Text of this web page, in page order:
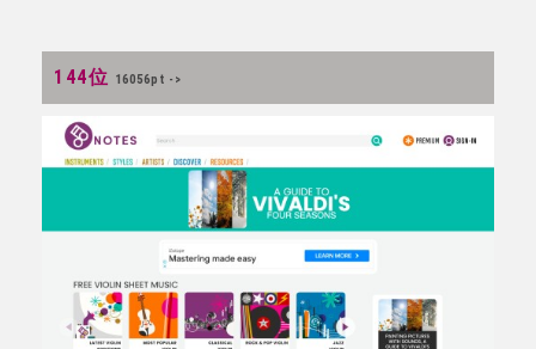
144位 16056pt ->